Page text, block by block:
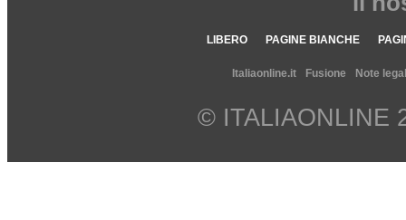
LIBERO PAGINE BIANCHE
Italiaonline.it Fusione Note
© ITALIAONLINE